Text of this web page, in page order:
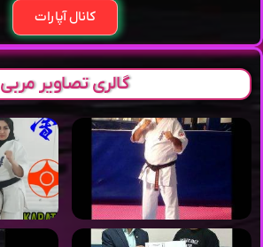
کانال آپارات
گالری تصاویر مربی